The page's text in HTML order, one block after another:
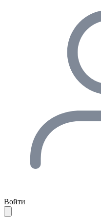
Войти